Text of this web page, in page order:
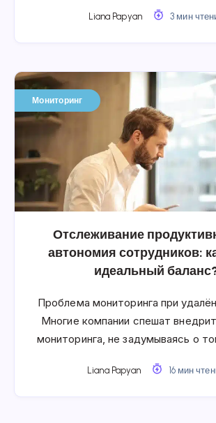
Liana Papyan 3 мин
Мониторинг
Отслеживание
автономия сотрудников:
идеальный
Проблема мониторинга при
Многие компании спешат
мониторинга, не задумываясь о
Liana Papyan 16 мин